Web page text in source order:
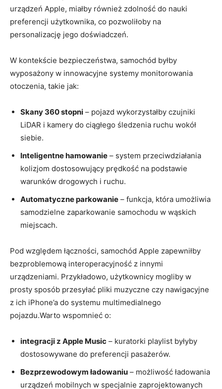
urządzeń Apple, miałby również zdolność do nauki
preferencji użytkownika, co pozwoliłoby na
personalizację jego doświadczeń.
W kontekście bezpieczeństwa, samochód byłby
wyposażony w innowacyjne systemy monitorowania
otoczenia, takie jak:
Skany 360 stopni – pojazd wykorzystałby czujniki
LiDAR i kamery do ciągłego śledzenia ruchu wokół
siebie.
Inteligentne hamowanie – system przeciwdziałania
kolizjom dostosowujący prędkość na podstawie
warunków drogowych i ruchu.
Automatyczne parkowanie – funkcja, która umożliwia
samodzielne zaparkowanie samochodu w wąskich
miejscach.
Pod względem łączności, samochód Apple zapewniłby
bezproblemową interoperacyjność z innymi
urządzeniami. Przykładowo, użytkownicy mogliby w
prosty sposób przesyłać pliki muzyczne czy nawigacyjne
z ich iPhone’a do systemu multimedialnego
pojazdu.Warto wspomnieć o:
integracji z Apple Music – kuratorki playlist byłyby
dostosowywane do preferencji pasażerów.
Bezprzewodowym ładowaniu – możliwość ładowania
urządzeń mobilnych w specjalnie zaprojektowanych